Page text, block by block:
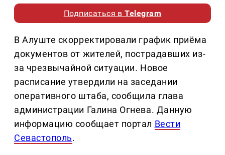
Подписаться вTelegram
В Алуште скорректировали график приёма
документов от жителей, пострадавших из-
за чрезвычайной ситуации. Новое
расписание утвердили на заседании
оперативного штаба, сообщила глава
администрации Галина Огнева. Данную
информацию сообщает портал Вести
Севастополь.